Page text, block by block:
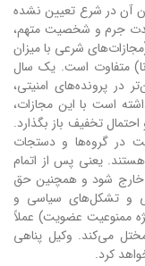
آن در شرع تعیین نشده
جرم و شخصیت متهم،
شرعی با میزان
متفاوت است. یک سال
در پرونده‌های امنیتی،
است با این مجازات،
تخفیف باز بگذارد.
در گروه‌ها و دستجات
یعنی پس از اتمام
خارج شود و همچنین حق
و تشکل‌های سیاسی و
ممنوعیت عضویت) عملاً
می‌کند. وکیل پناهی
کرد.